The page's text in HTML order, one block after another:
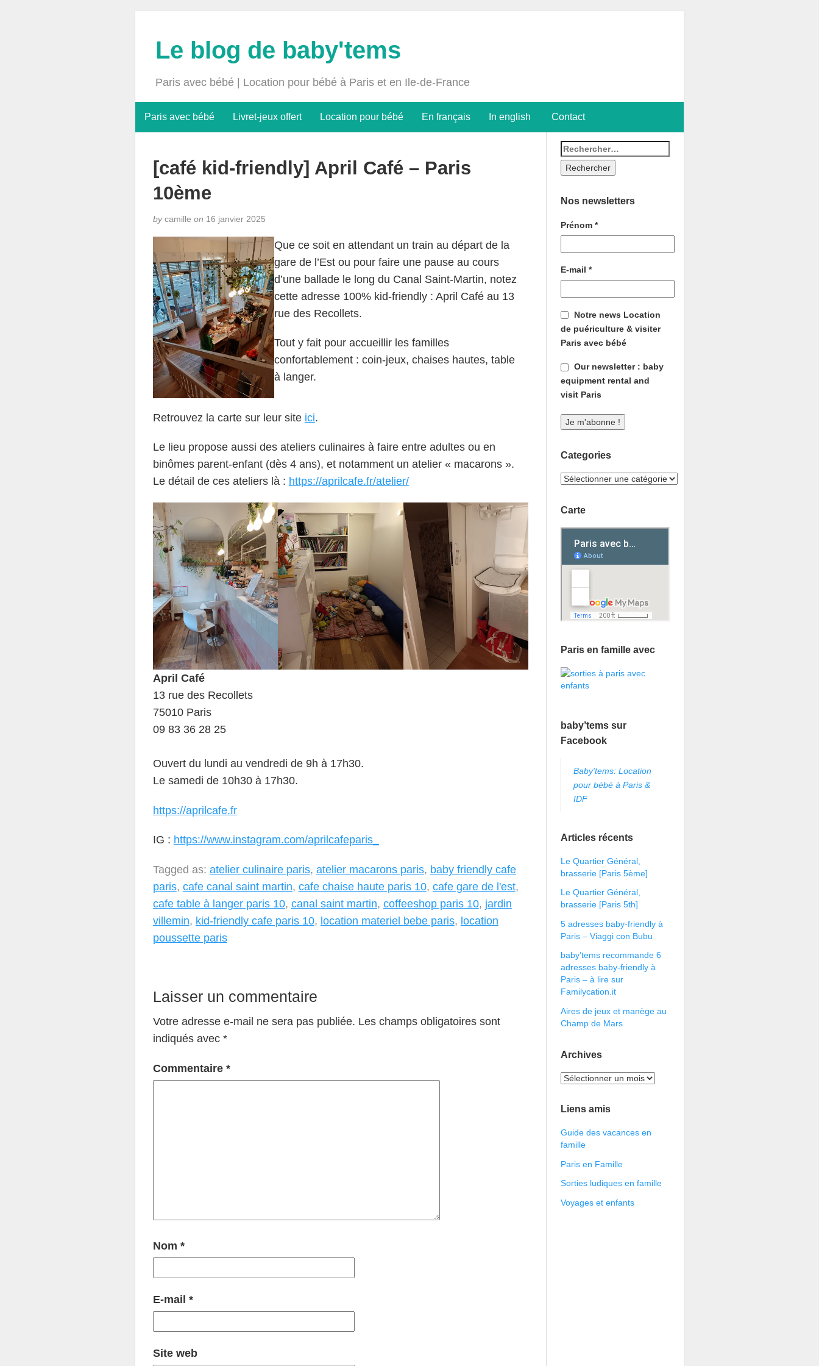
Le blog de baby'tems
Paris avec bébé | Location pour bébé à Paris et en Ile-de-France
Paris avec bébé Livret-jeux offert Location pour bébé En français In english Contact
[café kid-friendly] April Café – Paris
10ème
bycamille on 16 janvier 2025
Que ce soit en attendant un train au départ de la
gare de l’Est ou pour faire une pause au cours
d’une ballade le long du Canal Saint-Martin, notez
cette adresse 100% kid-friendly : April Café au 13
rue des Recollets.
Tout y fait pour accueillir les familles
confortablement : coin-jeux, chaises hautes, table
à langer.
Retrouvez la carte sur leur site ici.
Le lieu propose aussi des ateliers culinaires à faire entre adultes ou en
binômes parent-enfant (dès 4 ans), et notamment un atelier « macarons ».
Le détail de ces ateliers là : https://aprilcafe.fr/atelier/
April Café
13 rue des Recollets
75010 Paris
09 83 36 28 25
Ouvert du lundi au vendredi de 9h à 17h30.
Le samedi de 10h30 à 17h30.
https://aprilcafe.fr
IG : https://www.instagram.com/aprilcafeparis_
Tagged as: atelier culinaire paris, atelier macarons paris, baby friendly cafe
paris, cafe canal saint martin, cafe chaise haute paris 10, cafe gare de l'est,
cafe table à langer paris 10, canal saint martin, coffeeshop paris 10, jardin
villemin, kid-friendly cafe paris 10, location materiel bebe paris, location
poussette paris
Laisser un commentaire
Votre adresse e-mail ne sera pas publiée. Les champs obligatoires sont
indiqués avec *
Commentaire *
Nom *
E-mail *
Site web
Nos newsletters
Prénom*
E-mail*
Notre news Location
de puériculture & visiter
Paris avec bébé
Our newsletter : baby
equipment rental and
visit Paris
Categories
Carte
Paris en famille avec
baby’tems sur
Facebook
Baby'tems: Location
pour bébé à Paris &
IDF
Articles récents
Le Quartier Général,
brasserie [Paris 5ème]
Le Quartier Général,
brasserie [Paris 5th]
5 adresses baby-friendly à
Paris – Viaggi con Bubu
baby’tems recommande 6
adresses baby-friendly à
Paris – à lire sur
Familycation.it
Aires de jeux et manège au
Champ de Mars
Archives
Liens amis
Guide des vacances en
famille
Paris en Famille
Sorties ludiques en famille
Voyages et enfants